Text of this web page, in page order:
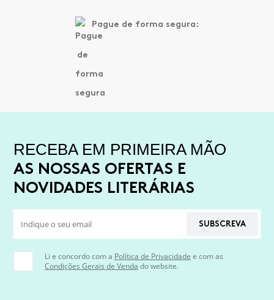
Pague de forma segura:
RECEBA EM PRIMEIRA MÃO
AS NOSSAS OFERTAS E
NOVIDADES LITERÁRIAS
SUBSCREVA
Li e concordo com a Política de Privacidade e com as
Condições Gerais de Venda do website.